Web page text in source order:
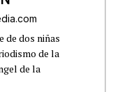
de dos niñas
de la
de la